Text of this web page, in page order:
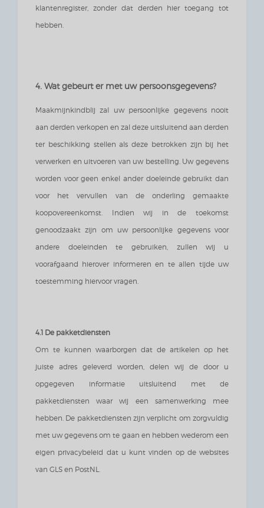
klantenregister, zonder dat derden hier toegang tot
hebben.
4. Wat gebeurt er met uw persoonsgegevens?
Maakmijnkindblij zal uw persoonlijke gegevens nooit
aan derden verkopen en zal deze uitsluitend aan derden
ter beschikking stellen als deze betrokken zijn bij het
verwerken en uitvoeren van uw bestelling. Uw gegevens
worden voor geen enkel ander doeleinde gebruikt dan
voor het vervullen van de onderling gemaakte
koopovereenkomst. Indien wij in de toekomst
genoodzaakt zijn om uw persoonlijke gegevens voor
andere doeleinden te gebruiken, zullen wij u
voorafgaand hierover informeren en te allen tijde uw
toestemming hiervoor vragen.
4.1 De pakketdiensten
Om te kunnen waarborgen dat de artikelen op het
juiste adres geleverd worden, delen wij de door u
opgegeven informatie uitsluitend met de
pakketdiensten waar wij een samenwerking mee
hebben. De pakketdiensten zijn verplicht om zorgvuldig
met uw gegevens om te gaan en hebben wederom een
eigen privacybeleid dat u kunt vinden op de websites
van GLS en PostNL.